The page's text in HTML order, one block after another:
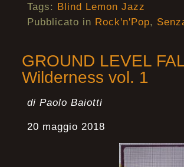
Tags: Blind Lemon Jazz
Pubblicato in Rock'n'Pop,
GROUND LEVEL
Wilderness vol. 1
di Paolo Baiotti
20 maggio 2018